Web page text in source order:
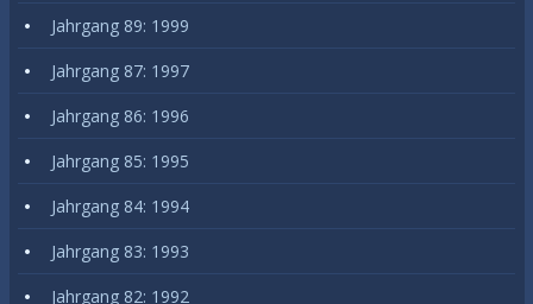
Jahrgang 89: 1999
Jahrgang 87: 1997
Jahrgang 86: 1996
Jahrgang 85: 1995
Jahrgang 84: 1994
Jahrgang 83: 1993
Jahrgang 82: 1992